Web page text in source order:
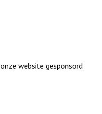
website gesponsord